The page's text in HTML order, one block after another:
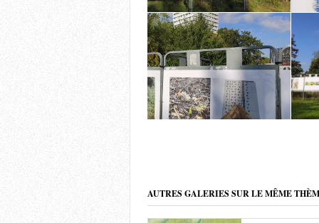
AUTRES GALERIES SUR LE MÊME